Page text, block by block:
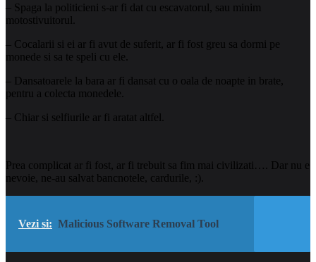
– Spaga la politicieni s-ar fi dat cu escavatorul, sau minim
motostivuitorul.
– Cocalarii si ei ar fi avut de suferit, ar fi fost greu sa dormi pe
monede si sa te speli cu ele.
– Dansatoarele la bara ar fi dansat cu o oala de noapte in brate,
pentru a colecta monedele.
– Chiar si selfiurile ar fi aratat altfel.
Prea complicat ar fi fost, ar fi trebuit sa fim mai civilizati…. Dar nu e
nevoie, ne-au salvat bancnotele, cardurile, :).
Vezi si: Malicious Software Removal Tool